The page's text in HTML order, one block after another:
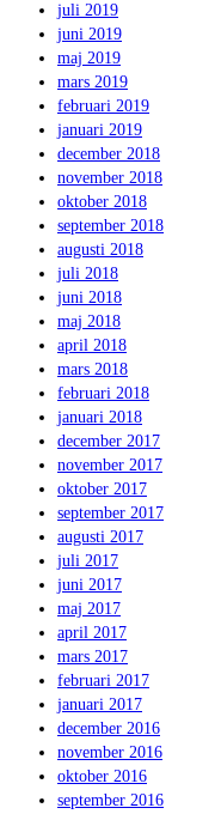
juli 2019
juni 2019
maj 2019
mars 2019
februari 2019
januari 2019
december 2018
november 2018
oktober 2018
september 2018
augusti 2018
juli 2018
juni 2018
maj 2018
april 2018
mars 2018
februari 2018
januari 2018
december 2017
november 2017
oktober 2017
september 2017
augusti 2017
juli 2017
juni 2017
maj 2017
april 2017
mars 2017
februari 2017
januari 2017
december 2016
november 2016
oktober 2016
september 2016